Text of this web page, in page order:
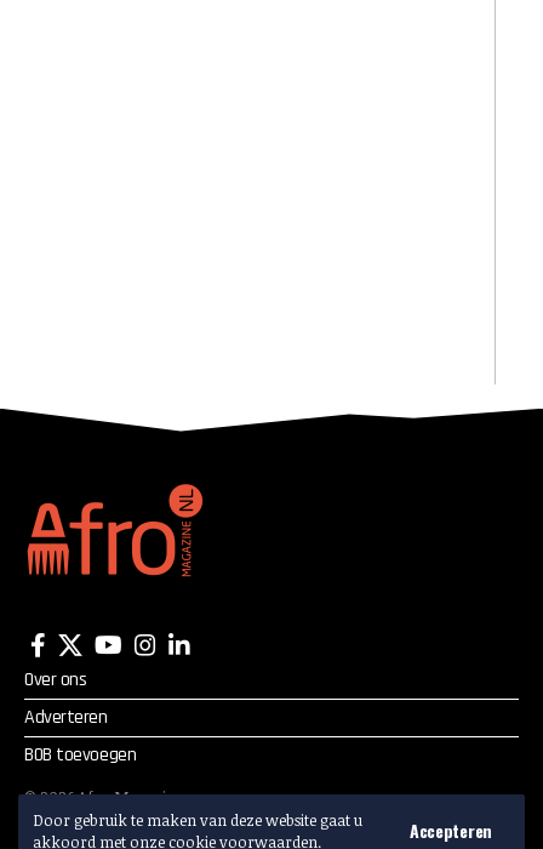
Door gebruik te maken van deze website gaat u
akkoord met onze cookie voorwaarden.
Accepteren
Over ons
Adverteren
BOB toevoegen
©2026Afro Magazine.
Alle rechten voorbehouden.
Adverteren? Mail:info@afromagazine.nl